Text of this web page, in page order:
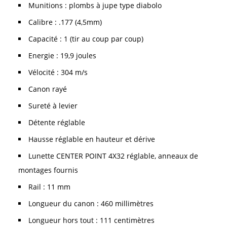
Munitions : plombs à jupe type diabolo
Calibre : .177 (4,5mm)
Capacité : 1 (tir au coup par coup)
Energie : 19,9 joules
Vélocité : 304 m/s
Canon rayé
Sureté à levier
Détente réglable
Hausse réglable en hauteur et dérive
Lunette CENTER POINT 4X32 réglable, anneaux de
montages fournis
Rail : 11 mm
Longueur du canon : 460 millimètres
Longueur hors tout : 111 centimètres